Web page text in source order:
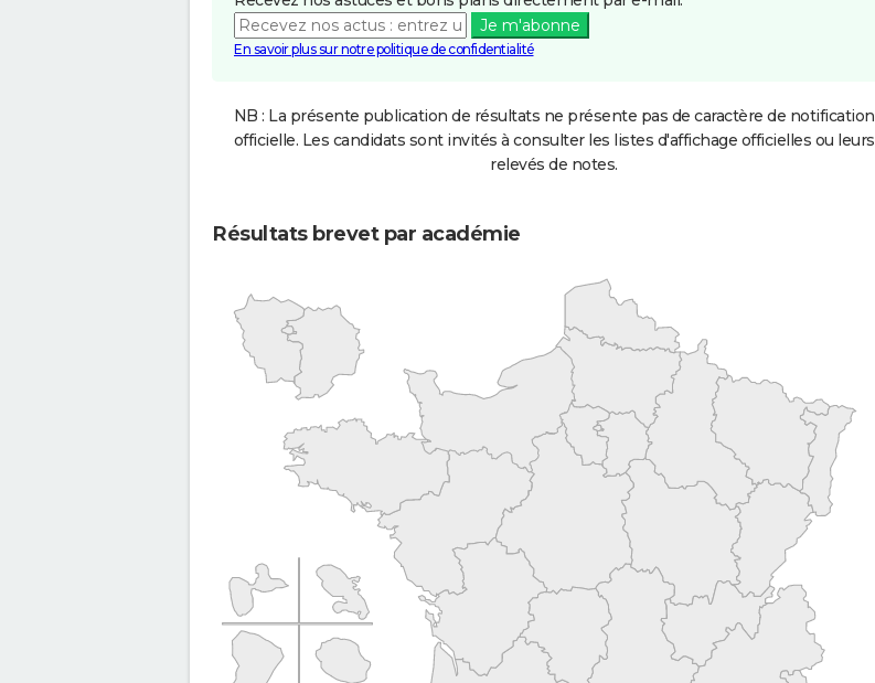
Je m'abonne
En savoir plus sur notre politique de confidentialité
NB : La présente publication de résultats ne présente pas de caractère de notification
officielle. Les candidats sont invités à consulter les listes d'affichage officielles ou leurs
relevés de notes.
Résultats brevet par académie